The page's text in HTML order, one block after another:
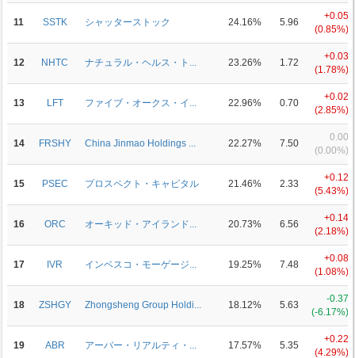
11 SSTK シャッターストック 24.16% 5.96
+0.05
(0.85%)
12 NHTC ナチュラル・ヘルス・ト... 23.26% 1.72
+0.03
(1.78%)
13 LFT ファイブ・オークス・イ... 22.96% 0.70
+0.02
(2.85%)
14 FRSHY China Jinmao Holdings ... 22.27% 7.50
0.00
(0.00%)
15 PSEC プロスペクト・キャピタル 21.46% 2.33
+0.12
(5.43%)
16 ORC オーキッド・アイランド... 20.73% 6.56
+0.14
(2.18%)
17 IVR インベスコ・モーゲージ... 19.25% 7.48
+0.08
(1.08%)
18 ZSHGY Zhongsheng Group Holdi... 18.12% 5.63
-0.37
(-6.17%)
19 ABR アーバー・リアルティ・... 17.57% 5.35
+0.22
(4.29%)